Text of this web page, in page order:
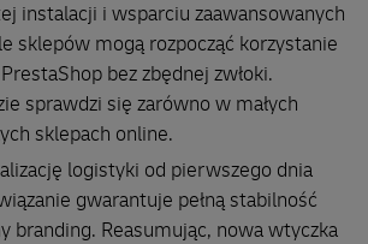
instalacji i wsparciu zaawansowanych
sklepów mogą rozpocząć korzystanie
bez zbędnej zwłoki.
sprawdzi się zarówno w małych
sklepach online.
logistyki od pierwszego dnia
gwarantuje pełną stabilność
branding. Reasumując, nowa wtyczka